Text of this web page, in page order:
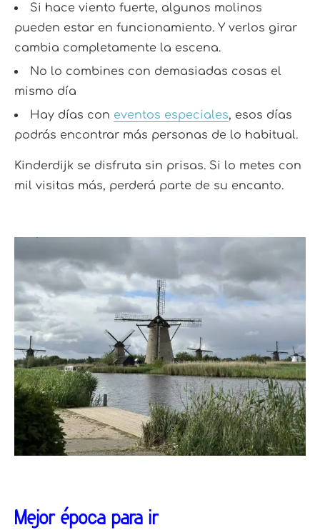
Si hace viento fuerte, algunos molinos
pueden estar en funcionamiento. Y verlos girar
cambia completamente la escena.
No lo combines con demasiadas cosas el
mismo día
Hay días con eventos especiales, esos días
podrás encontrar más personas de lo habitual.
Kinderdijk se disfruta sin prisas. Si lo metes con
mil visitas más, perderá parte de su encanto.
Mejor época para ir